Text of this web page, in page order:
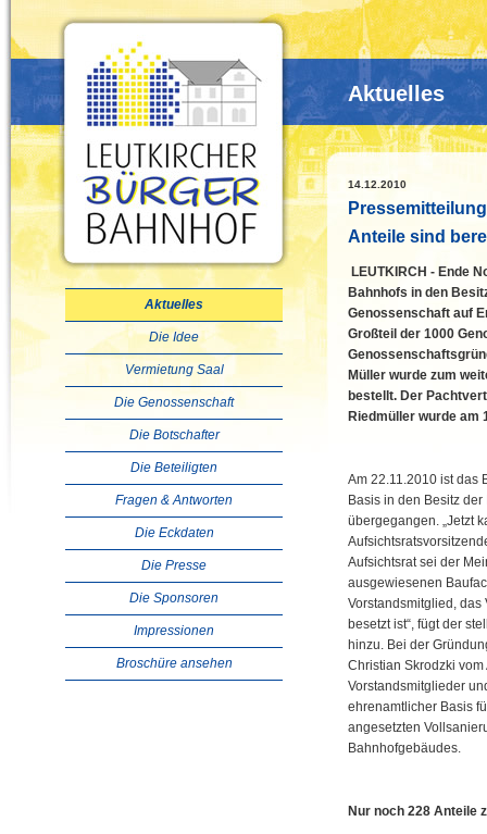
Aktuelles
Aktuelles
Die Idee
Vermietung Saal
Die Genossenschaft
Die Botschafter
Die Beteiligten
Fragen & Antworten
Die Eckdaten
Die Presse
Die Sponsoren
Impressionen
Broschüre ansehen
14.12.2010
Anteile sind
LEUTKIRCH - Ende
Bahnhofs in den
Genossenschaft auf
Großteil der 1000
Müller wurde zum
bestellt. Der
Riedmüller wurde am
Am 22.11.2010 ist das
Basis in den Besitz
übergegangen. „Jetzt
Aufsichtsrat sei der
ausgewiesenen
Vorstandsmitglied, das
besetzt ist“, fügt der
hinzu. Bei der
Christian Skrodzki
Vorstandsmitglieder
ehrenamtlicher Basis
angesetzten
Bahnhofgebäudes.
Nur noch 228 Anteile